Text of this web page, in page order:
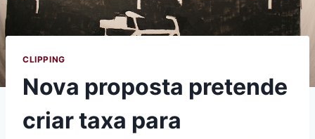
CLIPPING
Nova proposta pretende
criar taxa para